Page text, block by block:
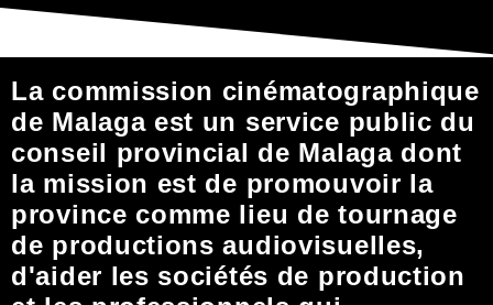
La commission cinématographique
de Malaga est un service public du
conseil provincial de Malaga dont
la mission est de promouvoir la
province comme lieu de tournage
de productions audiovisuelles,
d'aider les sociétés de production